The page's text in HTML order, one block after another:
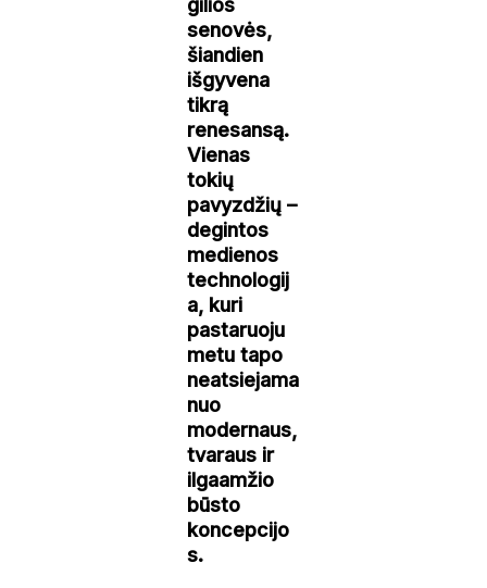
gilios
senovės,
šiandien
išgyvena
tikrą
renesansą.
Vienas
tokių
pavyzdžių –
degintos
medienos
technologij
a, kuri
pastaruoju
metu tapo
neatsiejama
nuo
modernaus,
tvaraus ir
ilgaamžio
būsto
koncepcijo
s.